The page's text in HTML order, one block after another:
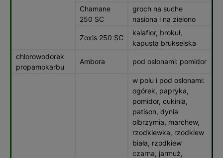
Chamane
250 SC
groch na suche
nasiona i na zielono
Zoxis 250 SC
kalafior, brokuł,
kapusta brukselska
chlorowodorek
pro­pamokarbu
Ambora pod osłonami: pomidor
w polu i pod osłonami:
ogórek, papryka,
pomidor, cukinia,
patison, dynia
olbrzymia, marchew,
rzodkiewka, rzodkiew
biała, rzodkiew
czarna, jarmuż,